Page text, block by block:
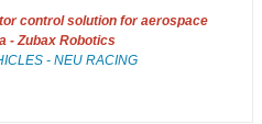
control solution for aerospace
- Zubax Robotics
- NEU RACING